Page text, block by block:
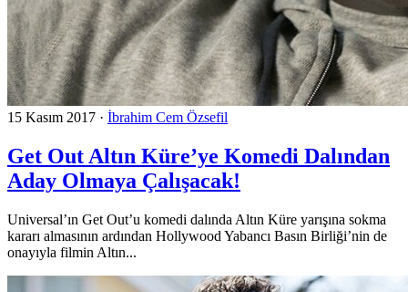
15 Kasım 2017 · İbrahim Cem Özsefil
Get Out Altın Küre’ye Komedi Dalından
Aday Olmaya Çalışacak!
Universal’ın Get Out’u komedi dalında Altın Küre yarışına sokma
kararı almasının ardından Hollywood Yabancı Basın Birliği’nin de
onayıyla filmin Altın...